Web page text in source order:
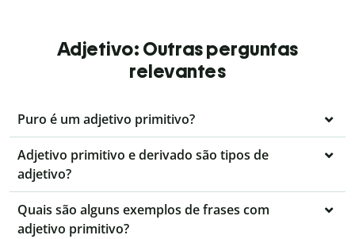
Adjetivo: Outras perguntas
relevantes
Puro é um adjetivo primitivo?
Adjetivo primitivo e derivado são tipos de
adjetivo?
Quais são alguns exemplos de frases com
adjetivo primitivo?